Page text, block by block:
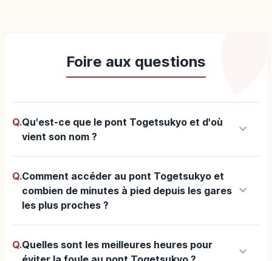
Foire aux questions
Q.Qu'est-ce que le pont Togetsukyo et d'où
vient son nom ?
keyboard_arrow_down
Q.Comment accéder au pont Togetsukyo et
combien de minutes à pied depuis les gares
les plus proches ?
keyboard_arrow_down
Q.Quelles sont les meilleures heures pour
keyboard_arrow_down